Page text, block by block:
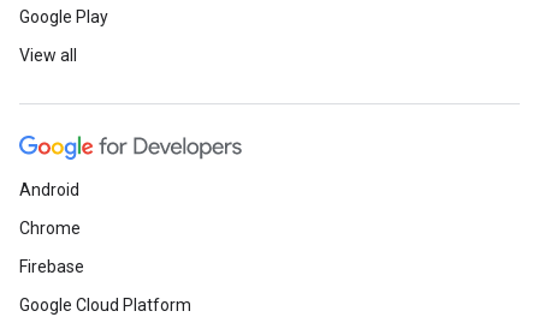
Google Play
View all
Android
Chrome
Firebase
Google Cloud Platform